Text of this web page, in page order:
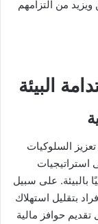
من التزامهم
البيئة
السلوكيات
استراتيجيات
بالبيئة. على سبيل
بتقليل استهلاك
حوافز مالية